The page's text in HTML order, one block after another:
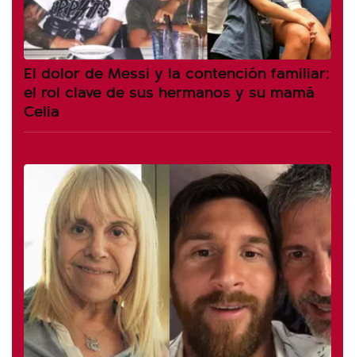
El dolor de Messi y la contención familiar:
el rol clave de sus hermanos y su mamá
Celia